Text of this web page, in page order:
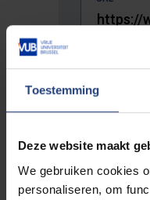
Toestemming
Deze website maakt
We gebruiken cookies
personaliseren, om
The full URL of